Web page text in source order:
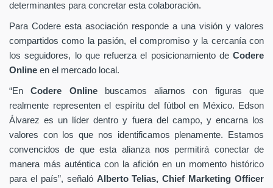
determinantes para concretar esta colaboración.
Para Codere esta asociación responde a una visión y valores
compartidos como la pasión, el compromiso y la cercanía con
los seguidores, lo que refuerza el posicionamiento de Codere
Online en el mercado local.
“EnCodere Onlinebuscamos aliarnos con figuras que
realmente representen el espíritu del fútbol en México. Edson
Álvarez es un líder dentro y fuera del campo, y encarna los
valores con los que nos identificamos plenamente. Estamos
convencidos de que esta alianza nos permitirá conectar de
manera más auténtica con la afición en un momento histórico
para el país”, señaló Alberto Telias,Chief Marketing Officer